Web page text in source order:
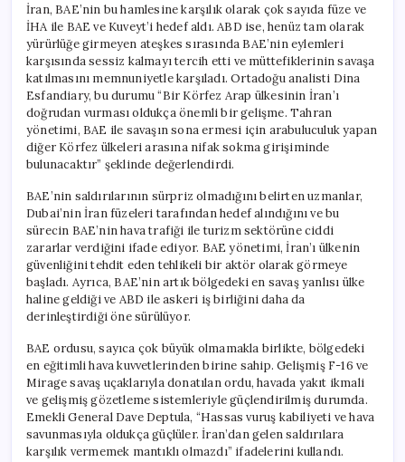
İran, BAE’nin bu hamlesine karşılık olarak çok sayıda füze ve
İHA ile BAE ve Kuveyt’i hedef aldı. ABD ise, henüz tam olarak
yürürlüğe girmeyen ateşkes sırasında BAE’nin eylemleri
karşısında sessiz kalmayı tercih etti ve müttefiklerinin savaşa
katılmasını memnuniyetle karşıladı. Ortadoğu analisti Dina
Esfandiary, bu durumu “Bir Körfez Arap ülkesinin İran’ı
doğrudan vurması oldukça önemli bir gelişme. Tahran
yönetimi, BAE ile savaşın sona ermesi için arabuluculuk yapan
diğer Körfez ülkeleri arasına nifak sokma girişiminde
bulunacaktır” şeklinde değerlendirdi.
BAE’nin saldırılarının sürpriz olmadığını belirten uzmanlar,
Dubai’nin İran füzeleri tarafından hedef alındığını ve bu
sürecin BAE’nin hava trafiği ile turizm sektörüne ciddi
zararlar verdiğini ifade ediyor. BAE yönetimi, İran’ı ülkenin
güvenliğini tehdit eden tehlikeli bir aktör olarak görmeye
başladı. Ayrıca, BAE’nin artık bölgedeki en savaş yanlısı ülke
haline geldiği ve ABD ile askeri iş birliğini daha da
derinleştirdiği öne sürülüyor.
BAE ordusu, sayıca çok büyük olmamakla birlikte, bölgedeki
en eğitimli hava kuvvetlerinden birine sahip. Gelişmiş F-16 ve
Mirage savaş uçaklarıyla donatılan ordu, havada yakıt ikmali
ve gelişmiş gözetleme sistemleriyle güçlendirilmiş durumda.
Emekli General Dave Deptula, “Hassas vuruş kabiliyeti ve hava
savunmasıyla oldukça güçlüler. İran’dan gelen saldırılara
karşılık vermemek mantıklı olmazdı” ifadelerini kullandı.